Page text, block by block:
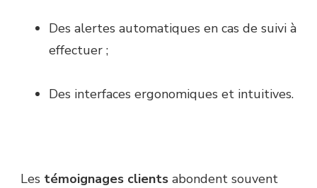
Des alertes automatiques en cas de suivi à
effectuer ;
Des interfaces ergonomiques et intuitives.
Les témoignages clients abondent souvent